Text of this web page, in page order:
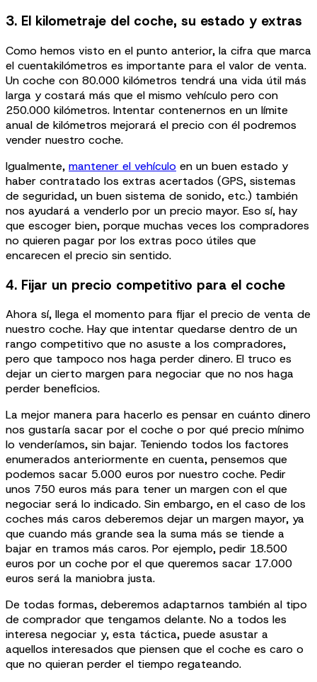
3. El kilometraje del coche, su estado y extras
Como hemos visto en el punto anterior, la cifra que marca
el cuentakilómetros es importante para el valor de venta.
Un coche con 80.000 kilómetros tendrá una vida útil más
larga y costará más que el mismo vehículo pero con
250.000 kilómetros. Intentar contenernos en un límite
anual de kilómetros mejorará el precio con él podremos
vender nuestro coche.
Igualmente, mantener el vehículo en un buen estado y
haber contratado los extras acertados (GPS, sistemas
de seguridad, un buen sistema de sonido, etc.) también
nos ayudará a venderlo por un precio mayor. Eso sí, hay
que escoger bien, porque muchas veces los compradores
no quieren pagar por los extras poco útiles que
encarecen el precio sin sentido.
4. Fijar un precio competitivo para el coche
Ahora sí, llega el momento para fijar el precio de venta de
nuestro coche. Hay que intentar quedarse dentro de un
rango competitivo que no asuste a los compradores,
pero que tampoco nos haga perder dinero. El truco es
dejar un cierto margen para negociar que no nos haga
perder beneficios.
La mejor manera para hacerlo es pensar en cuánto dinero
nos gustaría sacar por el coche o por qué precio mínimo
lo venderíamos, sin bajar. Teniendo todos los factores
enumerados anteriormente en cuenta, pensemos que
podemos sacar 5.000 euros por nuestro coche. Pedir
unos 750 euros más para tener un margen con el que
negociar será lo indicado. Sin embargo, en el caso de los
coches más caros deberemos dejar un margen mayor, ya
que cuando más grande sea la suma más se tiende a
bajar en tramos más caros. Por ejemplo, pedir 18.500
euros por un coche por el que queremos sacar 17.000
euros será la maniobra justa.
De todas formas, deberemos adaptarnos también al tipo
de comprador que tengamos delante. No a todos les
interesa negociar y, esta táctica, puede asustar a
aquellos interesados que piensen que el coche es caro o
que no quieran perder el tiempo regateando.